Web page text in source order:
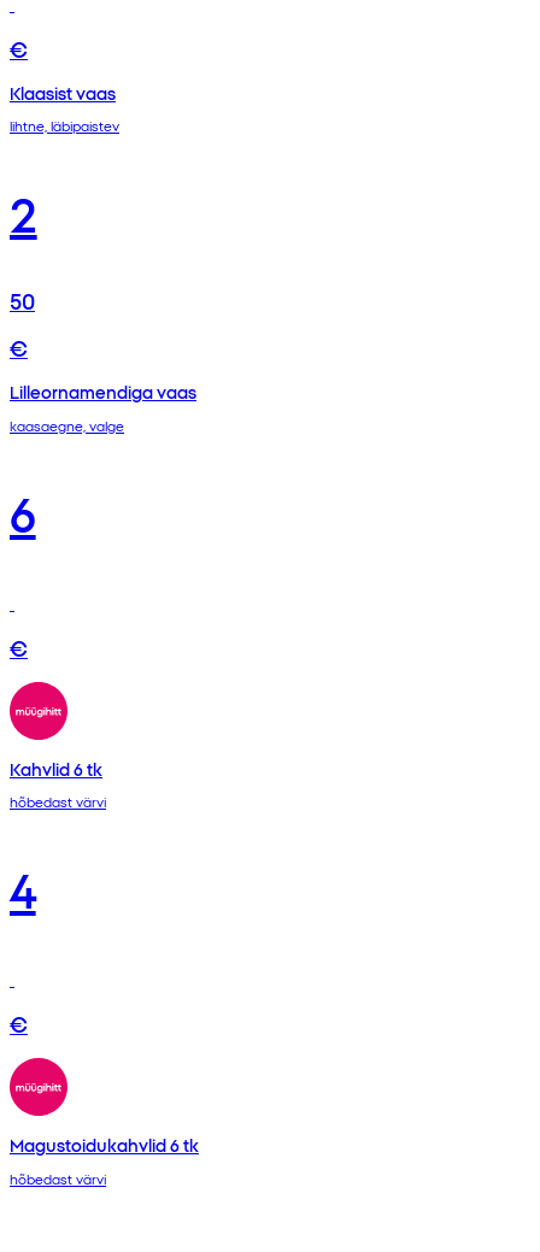
€
Klaasist vaas
lihtne, läbipaistev
2
50
€
Lilleornamendiga vaas
kaasaegne, valge
6
€
Kahvlid 6 tk
hõbedast värvi
4
€
Magustoidukahvlid 6 tk
hõbedast värvi